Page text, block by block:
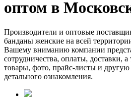
оптом в
Производители и оптовые
банданы женские на всей
Вашему вниманию компании
сотрудничества, оплаты, доставки, а
товары, фото, прайс-листы и
детального ознакомления.